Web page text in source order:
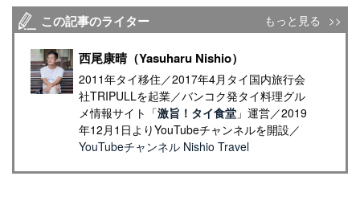
この記事のライター もっと見る
西尾康晴（Yasuharu Nishio）
2011年タイ移住／2017年4月タイ国内旅行会
社TRIPULLを起業／バンコク発タイ料理グル
メ情報サイト「激旨！タイ食堂」運営／2019
年12月1日よりYouTubeチャンネルを開設／
YouTubeチャンネル Nishio Travel